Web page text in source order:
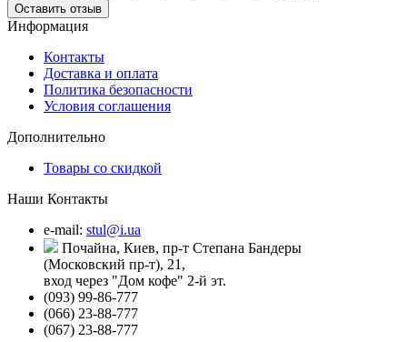
Оставить отзыв
Информация
Контакты
Доставка и оплата
Политика безопасности
Условия соглашения
Дополнительно
Товары со скидкой
Наши Контакты
e-mail: stul@i.ua
Почайна, Киев, пр-т Степана Бандеры
(Московский пр-т), 21,
вход через "Дом кофе" 2-й эт.
(093) 99-86-777
(066) 23-88-777
(067) 23-88-777